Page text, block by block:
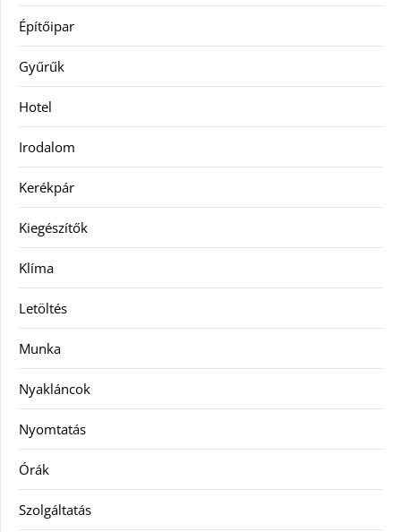
Építőipar
Gyűrűk
Hotel
Irodalom
Kerékpár
Kiegészítők
Klíma
Letöltés
Munka
Nyakláncok
Nyomtatás
Órák
Szolgáltatás